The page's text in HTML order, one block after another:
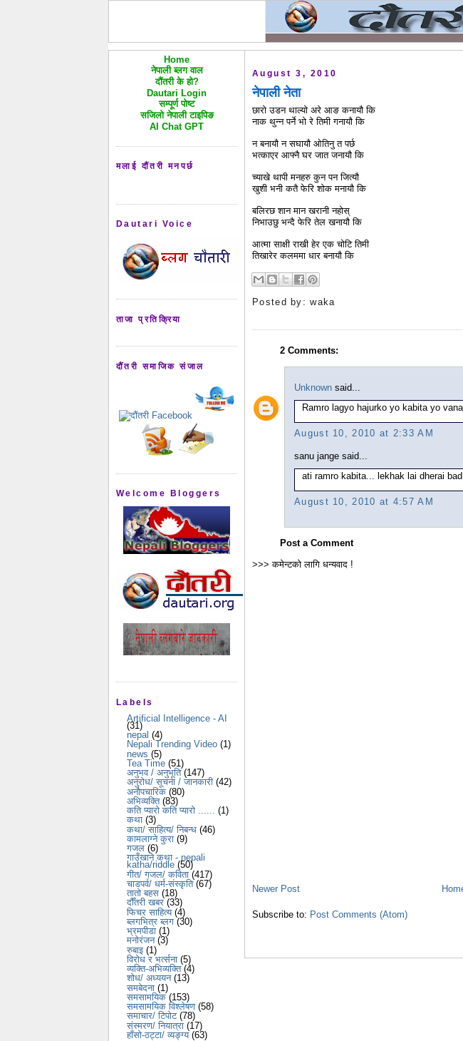
Home
नेपाली ब्लग वाल
दौंतरी के हो?
Dautari Login
सम्पूर्ण पोष्ट
सजिलो नेपाली टाइपिङ
AI Chat GPT
मलाई दौंतरी मनपर्छ
Dautari Voice
ताजा प्रतिक्रिया
दौंतरी समाजिक संजाल
Welcome Bloggers
Labels
Artificial Intelligence - AI
(31)
nepal (4)
Nepali Trending Video (1)
news (5)
Tea Time (51)
अनुभव / अनुभूति (147)
अनुरोध/ सूचना / जानकारी (42)
अनौपचारिक (80)
अभिव्यक्ति (83)
कति प्यारो कति प्यारो ...... (1)
कथा (3)
कथा/ साहित्य/ निबन्ध (46)
कामलाग्ने कुरा (9)
गजल (6)
गाउँखाने कथा - nepali
katha/riddle (50)
गीत/ गजल/ कविता (417)
चाडपर्व/ धर्म-संस्कृति (67)
तातो बहस (18)
दौँतरी खबर (33)
फिचर साहित्य (4)
ब्लगभित्र ब्लग (30)
भ्रमपीडा (1)
मनोरंजन (3)
रुबाइ (1)
विरोध र भर्त्सना (5)
व्यक्ति-अभिव्यक्ति (4)
शोध/ अध्ययन (13)
समबेदना (1)
समसामयिक (153)
समसामयिक विश्लेषण (58)
समाचार/ टिपोट (78)
संस्मरण/ नियात्रा (17)
हाँसो-ठट्टा/ व्यङ्ग्य (63)
August 3, 2010
नेपाली नेता
छारो उडन थाल्यो अरे आङ कनायौ कि
नाक थुन्न पर्ने भो रे तिमी गनायौ कि
न बनायौ न सघायौ ओतिनु त पर्छ
भत्काएर आफ्नै घर जात जनायौ कि
च्याखे थापी मनहरु कुन पन जित्यौ
खुशी भनी कतै फेरि शोक मनायौ कि
बलिरछ शान मान खरानी नहोस्
निभाउछु भन्दै फेरि तेल खनायौ कि
आत्मा साक्षी राखी हेर एक चोटि तिमी
तिखारेर कलममा धार बनायौ कि
Posted by:waka
2 Comments:
Unknown said...
Ramro lagyo hajurko yo kabita yo
August 10, 2010 at 2:33 AM
sanu jange said...
ati ramro kabita... lekhak lai dherai
August 10, 2010 at 4:57 AM
Post a Comment
>>> कमेन्टको लागि धन्यवाद !
Newer Post
Subscribe to: Post Comments (Atom)